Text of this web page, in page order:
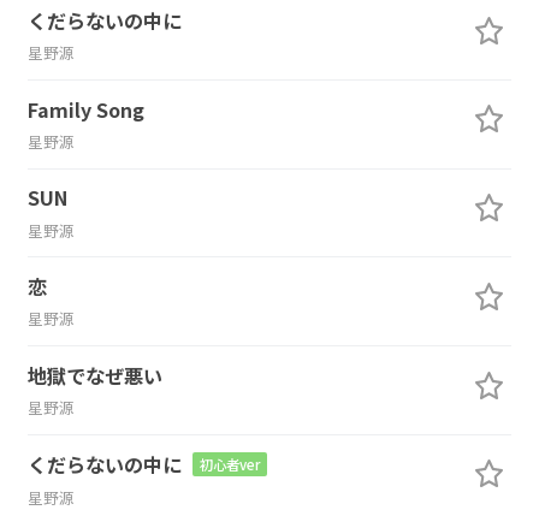
くだらないの中に
星野源
Family Song
星野源
SUN
星野源
恋
星野源
地獄でなぜ悪い
星野源
くだらないの中に 初心者ver
星野源